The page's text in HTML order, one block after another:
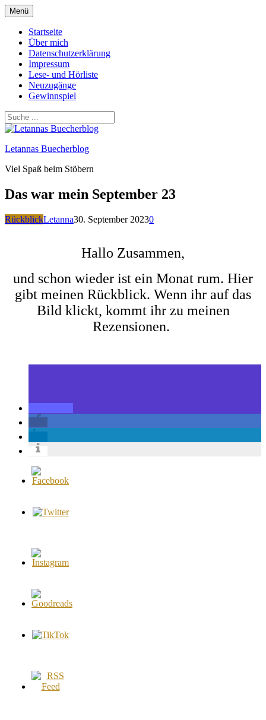
Zum
Inhalt
springen
Menü
Startseite
Über mich
Datenschutzerklärung
Impressum
Lese- und Hörliste
Neuzugänge
Gewinnspiel
Letannas Buecherblog
Viel Spaß beim Stöbern
Das war mein September 23
RückblickLetanna30. September 20230
Hallo Zusammen,
und schon wieder ist ein Monat rum. Hier
gibt meinen Rückblick. Wenn ihr auf das
Bild klickt, kommt ihr zu meinen
Rezensionen.